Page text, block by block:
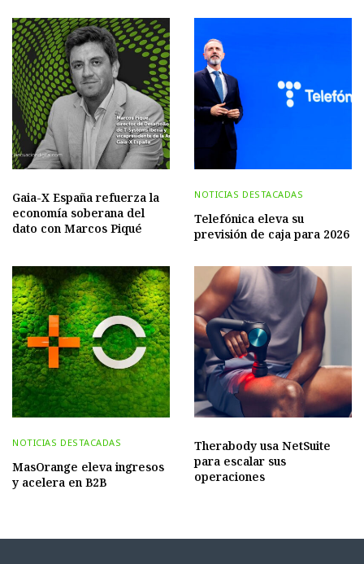
Gaia-X España refuerza la
economía soberana del
dato con Marcos Piqué
NOTICIAS DESTACADAS
Telefónica eleva su
previsión de caja para 2026
NOTICIAS DESTACADAS
MasOrange eleva ingresos
y acelera en B2B
Therabody usa NetSuite
para escalar sus
operaciones